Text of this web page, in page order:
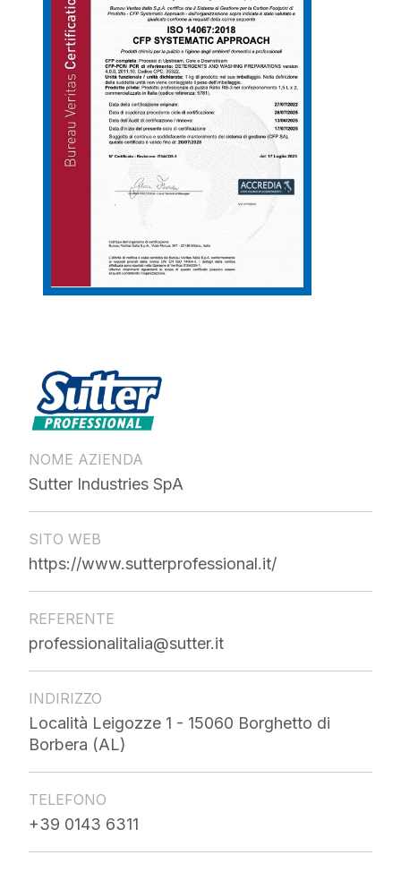
NOME AZIENDA
Sutter Industries SpA
SITO WEB
https://www.sutterprofessional.it/
REFERENTE
professionalitalia@sutter.it
INDIRIZZO
Località Leigozze 1 - 15060 Borghetto di
Borbera (AL)
TELEFONO
+39 0143 6311